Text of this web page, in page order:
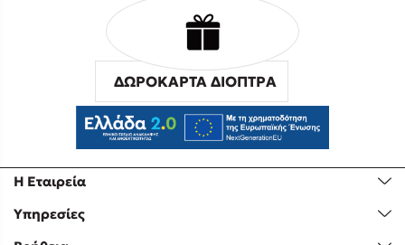
Η Εταιρεία
Υπηρεσίες
ΔΩΡΟΚΑΡΤΑ ΔΙΟΠΤΡΑ